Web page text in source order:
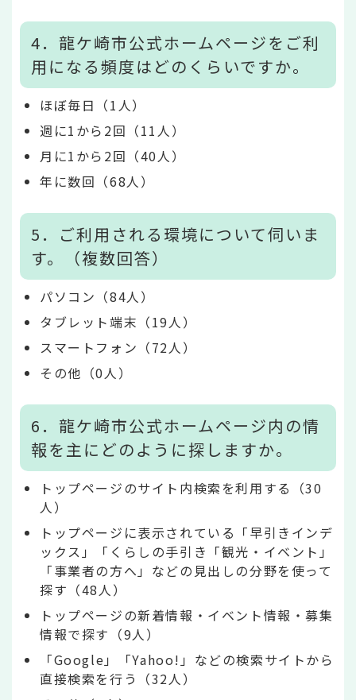
4．龍ケ崎市公式ホームページをご利
用になる頻度はどのくらいですか。
ほぼ毎日（1人）
週に1から2回（11人）
月に1から2回（40人）
年に数回（68人）
5．ご利用される環境について伺いま
す。（複数回答）
パソコン（84人）
タブレット端末（19人）
スマートフォン（72人）
その他（0人）
6．龍ケ崎市公式ホームページ内の情
報を主にどのように探しますか。
トップページのサイト内検索を利用する（30
人）
トップページに表示されている「早引きインデ
ックス」「くらしの手引き「観光・イベント」
「事業者の方へ」などの見出しの分野を使って
探す（48人）
トップページの新着情報・イベント情報・募集
情報で探す（9人）
「Google」「Yahoo!」などの検索サイトから
直接検索を行う（32人）